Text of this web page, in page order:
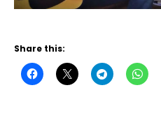
Share this: